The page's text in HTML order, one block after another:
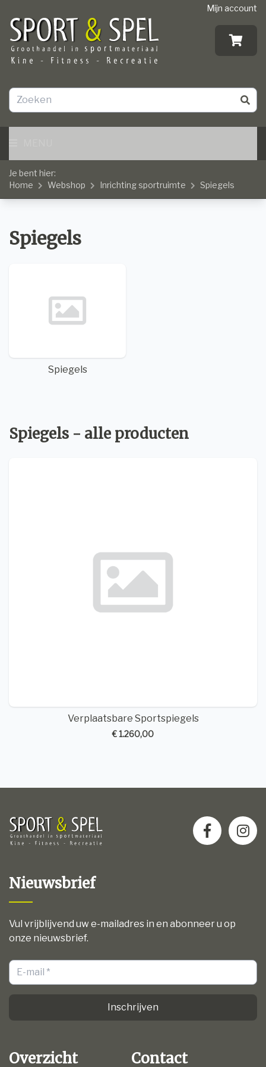
Mijn account
Je bent hier:
Home
Webshop Inrichting sportruimte Spiegels
Spiegels
Spiegels
Spiegels - alle producten
Verplaatsbare Sportspiegels
€ 1.260,00
Nieuwsbrief
Vul vrijblijvend uw e-mailadres in en abonneer u op
onze nieuwsbrief.
Inschrijven
Overzicht Contact